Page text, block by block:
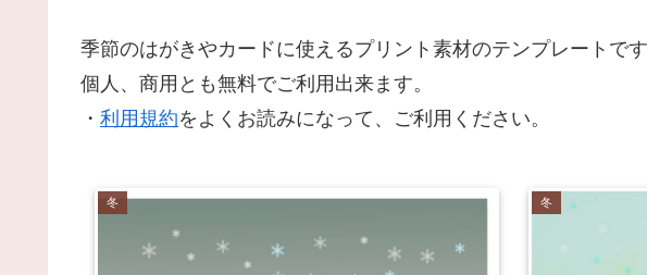
季節のはがきやカードに使えるプリント素材のテンプレートで
個人、商用とも無料でご利用出来ます。
・ 利用規約をよくお読みになって、ご利用ください。
冬 冬